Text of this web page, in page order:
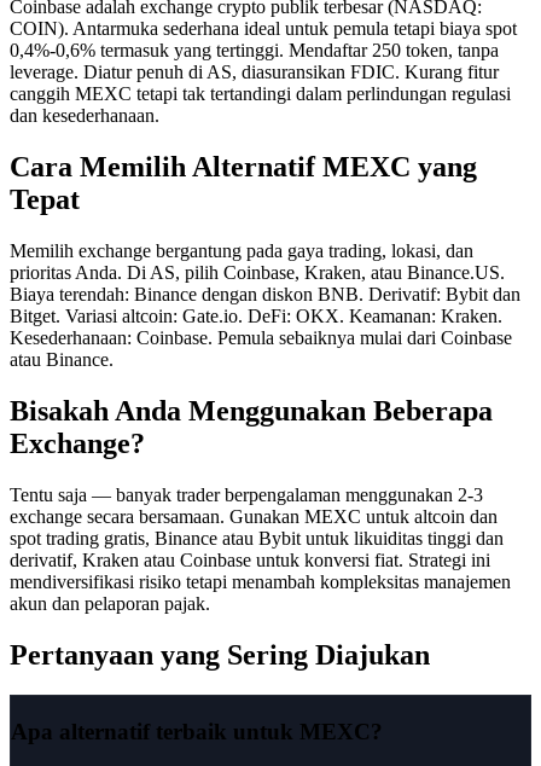
Coinbase adalah exchange crypto publik terbesar (NASDAQ:
COIN). Antarmuka sederhana ideal untuk pemula tetapi biaya spot
0,4%-0,6% termasuk yang tertinggi. Mendaftar 250 token, tanpa
leverage. Diatur penuh di AS, diasuransikan FDIC. Kurang fitur
canggih MEXC tetapi tak tertandingi dalam perlindungan regulasi
dan kesederhanaan.
Cara Memilih Alternatif MEXC yang
Tepat
Memilih exchange bergantung pada gaya trading, lokasi, dan
prioritas Anda. Di AS, pilih Coinbase, Kraken, atau Binance.US.
Biaya terendah: Binance dengan diskon BNB. Derivatif: Bybit dan
Bitget. Variasi altcoin: Gate.io. DeFi: OKX. Keamanan: Kraken.
Kesederhanaan: Coinbase. Pemula sebaiknya mulai dari Coinbase
atau Binance.
Bisakah Anda Menggunakan Beberapa
Exchange?
Tentu saja — banyak trader berpengalaman menggunakan 2-3
exchange secara bersamaan. Gunakan MEXC untuk altcoin dan
spot trading gratis, Binance atau Bybit untuk likuiditas tinggi dan
derivatif, Kraken atau Coinbase untuk konversi fiat. Strategi ini
mendiversifikasi risiko tetapi menambah kompleksitas manajemen
akun dan pelaporan pajak.
Pertanyaan yang Sering Diajukan
Apa alternatif terbaik untuk MEXC?